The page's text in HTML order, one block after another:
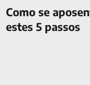
Como se
estes 5 passos